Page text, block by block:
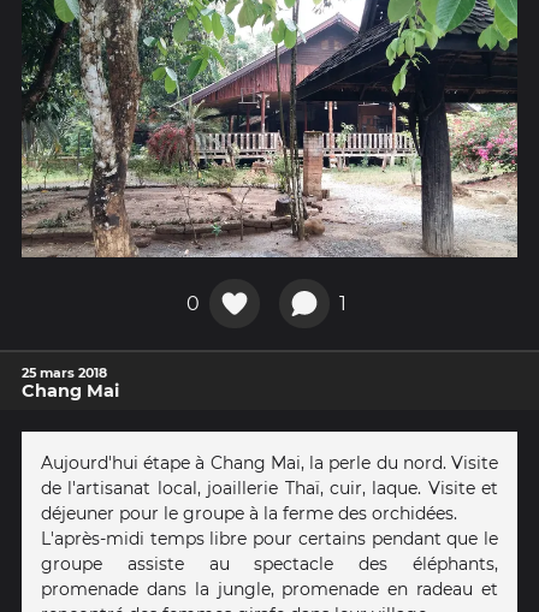
0 1
25 mars 2018
Chang Mai
Aujourd'hui étape à Chang Mai, la perle du nord. Visite
de l'artisanat local, joaillerie Thaï, cuir, laque. Visite et
déjeuner pour le groupe à la ferme des orchidées.
L'après-midi temps libre pour certains pendant que le
groupe assiste au spectacle des éléphants,
promenade dans la jungle, promenade en radeau et